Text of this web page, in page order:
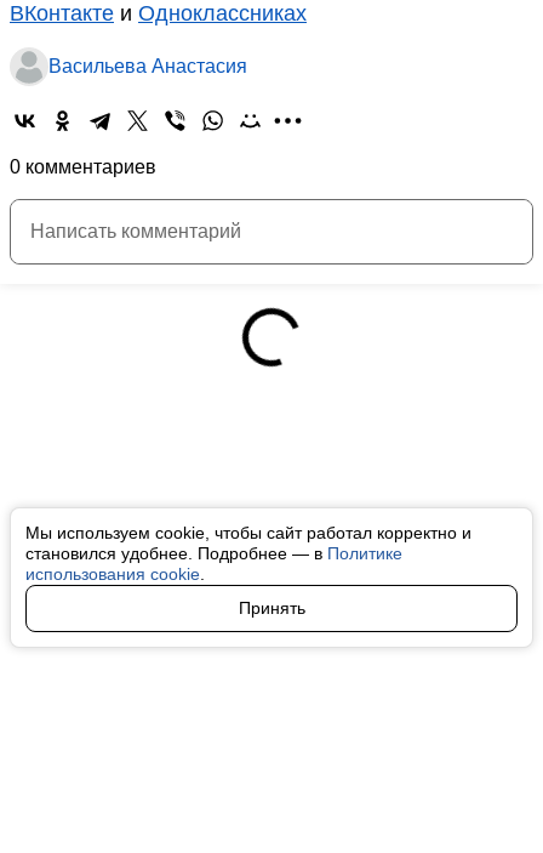
Мы используем cookie, чтобы сайт работал корректно и
становился удобнее. Подробнее — в Политике
использования cookie
Принять
ВКонтакте и Одноклассниках
Васильева Анастасия
0 комментариев